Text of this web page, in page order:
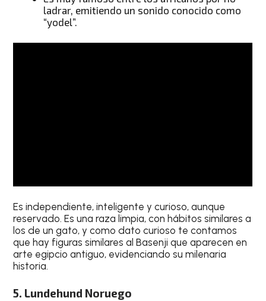
ladrar, emitiendo un sonido conocido como
“yodel”.
Es independiente, inteligente y curioso, aunque
reservado. Es una raza limpia, con hábitos similares a
los de un gato, y como dato curioso te contamos
que hay figuras similares al Basenji que aparecen en
arte egipcio antiguo, evidenciando su milenaria
historia.
5. Lundehund Noruego